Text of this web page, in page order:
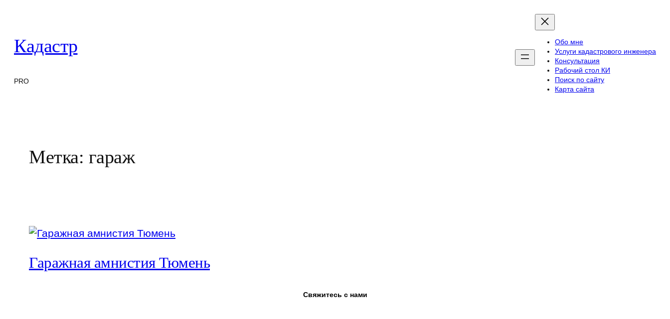
содержимому
Кадастр
PRO
Обо мне
Услуги кадастрового инженера
Консультация
Рабочий стол КИ
Поиск по сайту
Карта сайта
Метка: гараж
Гаражная амнистия Тюмень
Свяжитесь с нами